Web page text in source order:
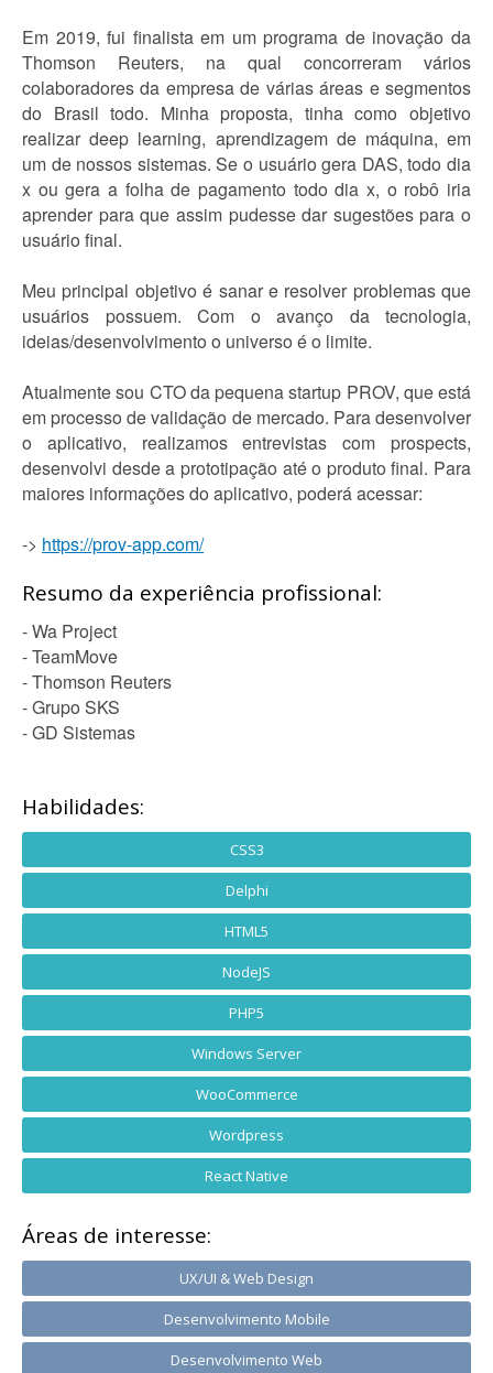
Em 2019, fui finalista em um programa de inovação da
Thomson Reuters, na qual concorreram vários
colaboradores da empresa de várias áreas e segmentos
do Brasil todo. Minha proposta, tinha como objetivo
realizar deep learning, aprendizagem de máquina, em
um de nossos sistemas. Se o usuário gera DAS, todo dia
x ou gera a folha de pagamento todo dia x, o robô iria
aprender para que assim pudesse dar sugestões para o
usuário final.
Meu principal objetivo é sanar e resolver problemas que
usuários possuem. Com o avanço da tecnologia,
ideias/desenvolvimento o universo é o limite.
Atualmente sou CTO da pequena startup PROV, que está
em processo de validação de mercado. Para desenvolver
o aplicativo, realizamos entrevistas com prospects,
desenvolvi desde a prototipação até o produto final. Para
maiores informações do aplicativo, poderá acessar:
-> https://prov-app.com/
Resumo da experiência profissional:
- Wa Project
- TeamMove
- Thomson Reuters
- Grupo SKS
- GD Sistemas
Habilidades:
CSS3
Delphi
HTML5
NodeJS
PHP5
Windows Server
WooCommerce
Wordpress
React Native
Áreas de interesse:
UX/UI & Web Design
Desenvolvimento Mobile
Desenvolvimento Web